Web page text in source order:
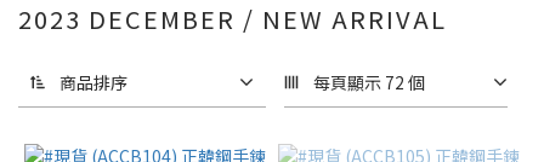
2023 DECEMBER / NEW ARRIVAL
商品排序 每頁顯示 72 個